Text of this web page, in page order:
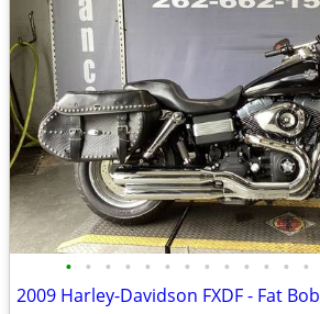
• • • • • • • • • • • • •
2009 Harley-Davidson FXDF - Fat Bob